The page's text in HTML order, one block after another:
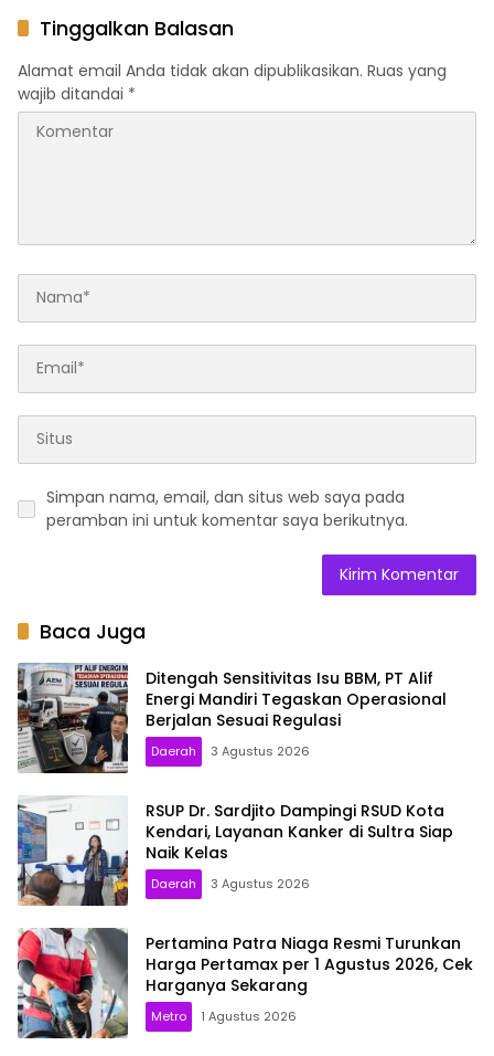
Langsung Program MBG di
Sekolah: Pastikan Berjalan
Optimal
Tinggalkan Balasan
Alamat email Anda tidak akan dipublikasikan. Ruas yang
wajib ditandai *
Simpan nama, email, dan situs web saya pada
peramban ini untuk komentar saya berikutnya.
Baca Juga
Ditengah Sensitivitas Isu BBM, PT Alif
Energi Mandiri Tegaskan Operasional
Berjalan Sesuai Regulasi
Daerah 3 Agustus 2026
RSUP Dr. Sardjito Dampingi RSUD Kota
Kendari, Layanan Kanker di Sultra Siap
Naik Kelas
Daerah 3 Agustus 2026
Pertamina Patra Niaga Resmi Turunkan
Harga Pertamax per 1 Agustus 2026, Cek
Harganya Sekarang
Metro 1 Agustus 2026